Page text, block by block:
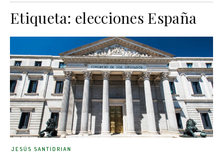
Etiqueta: elecciones España
JESÚS SANTIDRIAN